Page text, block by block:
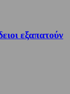
εξαπατούν